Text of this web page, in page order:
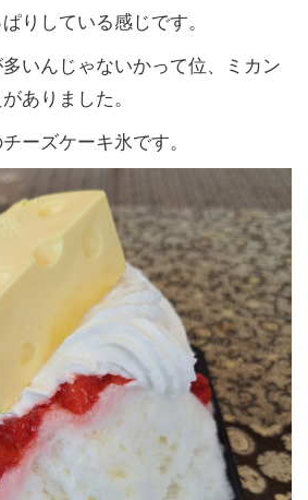
りしている感じです。
いんじゃないかって位、ミカン
ありました。
ーズケーキ氷です。